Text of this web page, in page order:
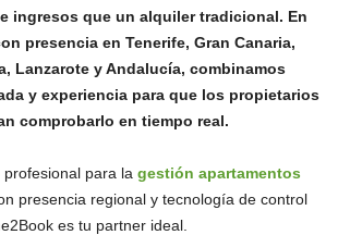
ingresos que un alquiler tradicional. En
presencia en Tenerife, Gran Canaria,
Lanzarote y Andalucía, combinamos
y experiencia para que los propietarios
comprobarlo en tiempo real.
para la gestión apartamentos
presencia regional y tecnología de control
es tu partner ideal.